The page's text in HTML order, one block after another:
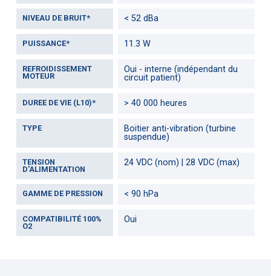
NIVEAU DE BRUIT* < 52 dBa
PUISSANCE* 11.3 W
REFROIDISSEMENT
MOTEUR
Oui - interne (indépendant du
circuit patient)
DUREE DE VIE (L10)* > 40 000 heures
TYPE
Boitier anti-vibration (turbine
suspendue)
TENSION
D'ALIMENTATION
24 VDC (nom) | 28 VDC (max)
GAMME DE PRESSION < 90 hPa
COMPATIBILITÉ 100%
O2
Oui